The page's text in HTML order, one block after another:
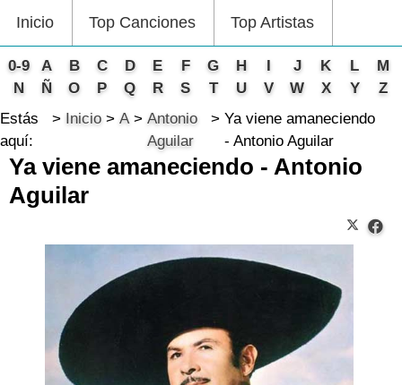
Inicio Top Canciones Top Artistas
0-9 A B C D E F G H I J K L
M
N
Ñ O P Q R S T U V W X Y
Z
Estás
aquí:
Inicio A
Antonio
Aguilar
Ya viene amaneciendo
- Antonio Aguilar
Ya viene amaneciendo - Antonio
Aguilar